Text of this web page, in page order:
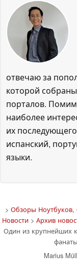
отвечаю за
которой
порталов.
наиболее
их
испанский,
языки.
> Обзоры Ноутбуков,
Новости> Архив
Один из крупнейших
Marius